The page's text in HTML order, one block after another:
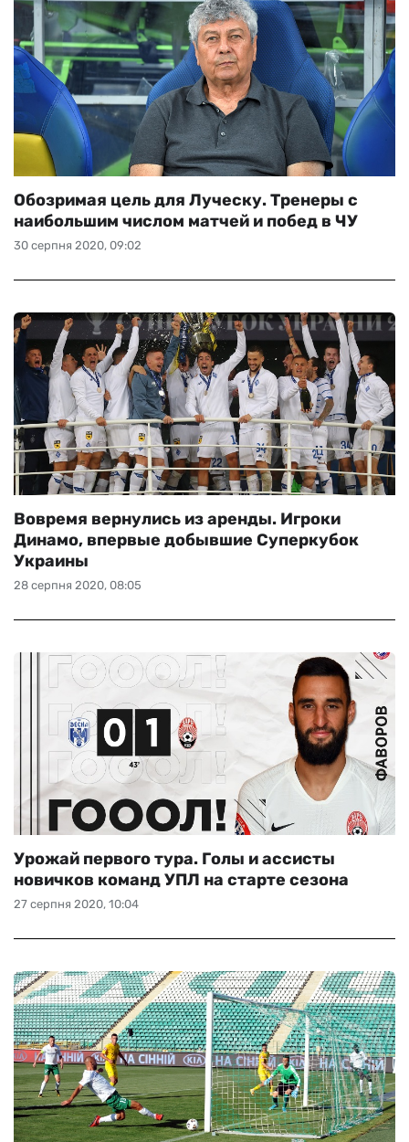
30 серпня 2020, 09:02
Обозримая цель для Луческу. Тренеры с
наибольшим числом матчей и побед в ЧУ
28 серпня 2020, 08:05
Вовремя вернулись из аренды. Игроки
Динамо, впервые добывшие Суперкубок
Украины
27 серпня 2020, 10:04
Урожай первого тура. Голы и ассисты
новичков команд УПЛ на старте сезона